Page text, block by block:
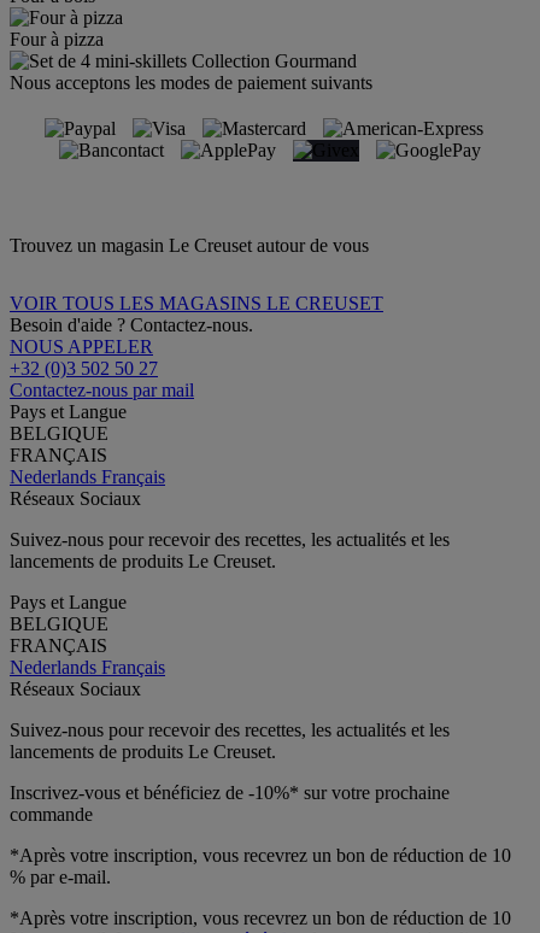
Four à pizza
Nous acceptons les modes de paiement suivants
Trouvez un magasin Le Creuset autour de vous
VOIR TOUS LES MAGASINS LE CREUSET
Besoin d'aide ? Contactez-nous.
NOUS APPELER
+32 (0)3 502 50 27
Contactez-nous par mail
Pays et Langue
BELGIQUE
FRANÇAIS
Nederlands Français
Réseaux Sociaux
Suivez-nous pour recevoir des recettes, les actualités et les
lancements de produits Le Creuset.
Pays et Langue
BELGIQUE
FRANÇAIS
Nederlands Français
Réseaux Sociaux
Suivez-nous pour recevoir des recettes, les actualités et les
lancements de produits Le Creuset.
Inscrivez-vous et bénéficiez de -10%* sur votre prochaine
commande
*Après votre inscription, vous recevrez un bon de réduction de 10
% par e-mail.
*Après votre inscription, vous recevrez un bon de réduction de 10